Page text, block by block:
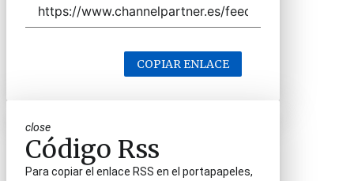
COPIAR ENLACE
close
Código Rss
Para copiar el enlace RSS en el portapapeles,